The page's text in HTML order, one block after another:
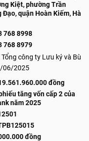
Kiệt, phường Trần
Đạo, quận Hoàn Kiếm, Hà
768 8998
768 8979
công ty Lưu ký và Bù
06/2025
đồng
tăng vốn cấp 2 của
năm 2025
đồng